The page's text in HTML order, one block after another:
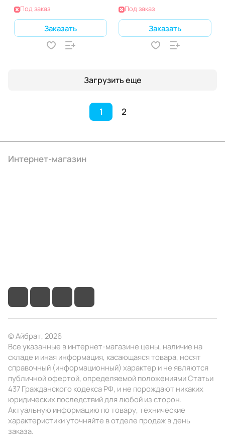
Под заказ
Заказать
Под заказ
Заказать
Загрузить еще
1 2
Интернет-магазин
© Айбрат, 2026
Все указанные в интернет-магазине цены, наличие на
складе и иная информация, касающаяся товара, носят
справочный (информационный) характер и не являются
публичной офертой, определяемой положениями Статьи
437 Гражданского кодекса РФ, и не порождают никаких
юридических последствий для любой из сторон.
Актуальную информацию по товару, технические
характеристики уточняйте в отделе продаж в день
заказа.